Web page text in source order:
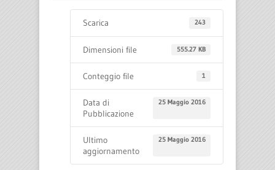
Scarica 243
Dimensioni file 555.27 KB
Conteggio file 1
Data di
Pubblicazione
25 Maggio 2016
Ultimo
aggiornamento
25 Maggio 2016